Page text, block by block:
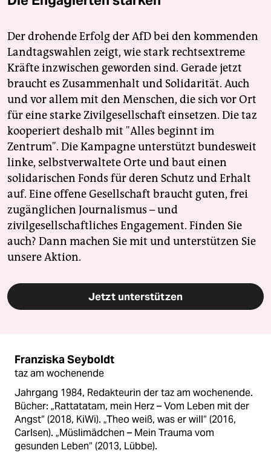
Der drohende Erfolg der AfD bei den kommenden
Landtagswahlen zeigt, wie stark rechtsextreme
Kräfte inzwischen geworden sind. Gerade jetzt
braucht es Zusammenhalt und Solidarität. Auch
und vor allem mit den Menschen, die sich vor Ort
für eine starke Zivilgesellschaft einsetzen. Die taz
kooperiert deshalb mit "Alles beginnt im
Zentrum". Die Kampagne unterstützt bundesweit
linke, selbstverwaltete Orte und baut einen
solidarischen Fonds für deren Schutz und Erhalt
auf. Eine offene Gesellschaft braucht guten, frei
zugänglichen Journalismus – und
zivilgesellschaftliches Engagement. Finden Sie
auch? Dann machen Sie mit und unterstützen Sie
unsere Aktion.
Jetzt unterstützen
Franziska Seyboldt
taz am wochenende
Jahrgang 1984, Redakteurin der taz am wochenende.
Bücher: „Rattatatam, mein Herz – Vom Leben mit der
Angst“ (2018, KiWi). „Theo weiß, was er will“ (2016,
Carlsen). „Müslimädchen – Mein Trauma vom
gesunden Leben“ (2013, Lübbe).